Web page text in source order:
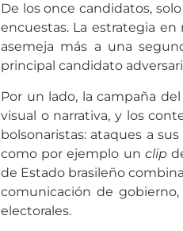
De los once candidatos, solo
encuestas. La estrategia
asemeja más a una
principal candidato
Por un lado, la campaña
visual o narrativa, y los
bolsonaristas: ataques a
como por ejemplo un clip
de Estado brasileño
comunicación de
electorales.